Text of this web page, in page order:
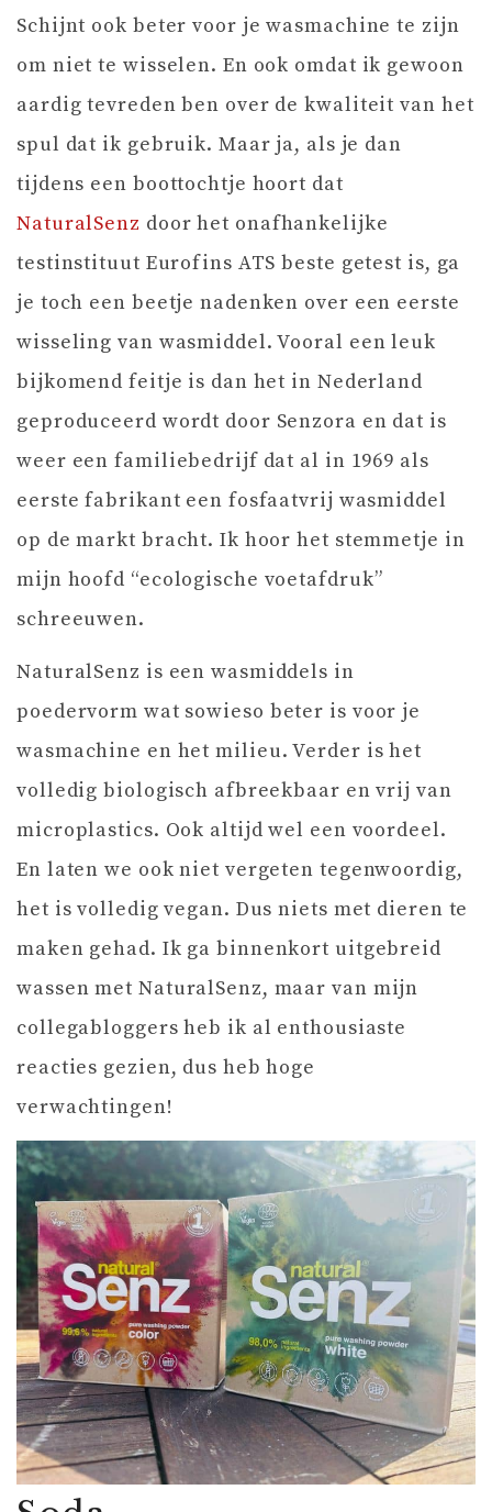
Schijnt ook beter voor je wasmachine te zijn
om niet te wisselen. En ook omdat ik gewoon
aardig tevreden ben over de kwaliteit van het
spul dat ik gebruik. Maar ja, als je dan
tijdens een boottochtje hoort dat
NaturalSenz door het onafhankelijke
testinstituut Eurofins ATS beste getest is, ga
je toch een beetje nadenken over een eerste
wisseling van wasmiddel. Vooral een leuk
bijkomend feitje is dan het in Nederland
geproduceerd wordt door Senzora en dat is
weer een familiebedrijf dat al in 1969 als
eerste fabrikant een fosfaatvrij wasmiddel
op de markt bracht. Ik hoor het stemmetje in
mijn hoofd “ecologische voetafdruk”
schreeuwen.
NaturalSenz is een wasmiddels in
poedervorm wat sowieso beter is voor je
wasmachine en het milieu. Verder is het
volledig biologisch afbreekbaar en vrij van
microplastics. Ook altijd wel een voordeel.
En laten we ook niet vergeten tegenwoordig,
het is volledig vegan. Dus niets met dieren te
maken gehad. Ik ga binnenkort uitgebreid
wassen met NaturalSenz, maar van mijn
collegabloggers heb ik al enthousiaste
reacties gezien, dus heb hoge
verwachtingen!